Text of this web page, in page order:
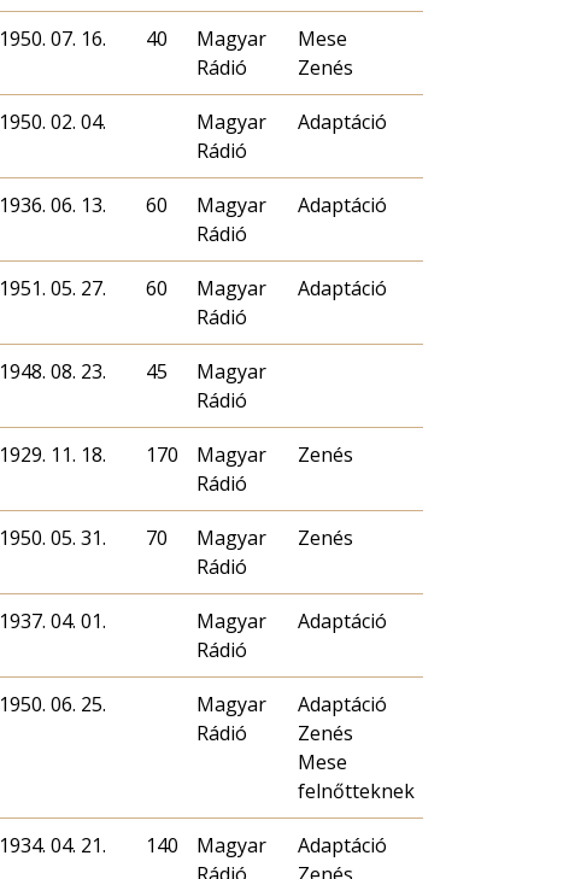
1950. 07. 16. 40
Magyar
Rádió
Mese
Zenés
1950. 02. 04.
Magyar
Rádió
Adaptáció
1936. 06. 13. 60
Magyar
Rádió
Adaptáció
1951. 05. 27. 60
Magyar
Rádió
Adaptáció
1948. 08. 23. 45
Magyar
Rádió
1929. 11. 18. 170
Magyar
Rádió
Zenés
1950. 05. 31. 70
Magyar
Rádió
Zenés
1937. 04. 01.
Magyar
Rádió
Adaptáció
1950. 06. 25.
Magyar
Rádió
Adaptáció
Zenés
Mese
felnőtteknek
1934. 04. 21. 140
Magyar
Adaptáció